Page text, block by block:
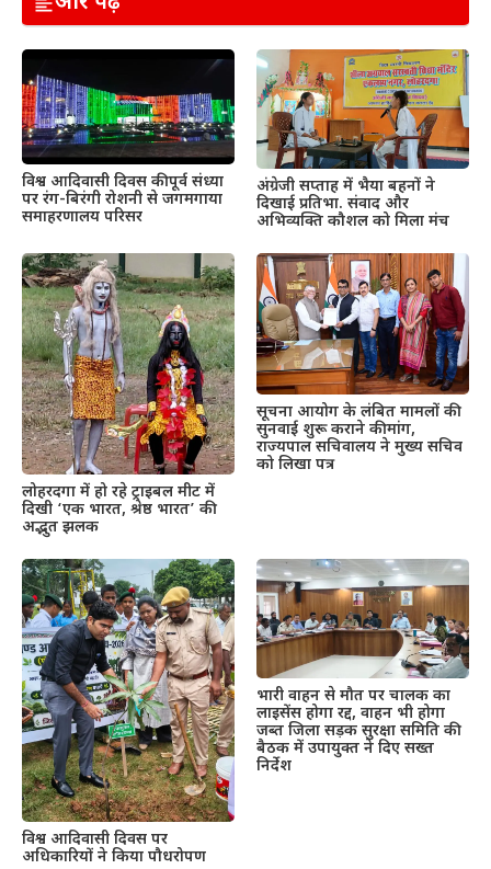
विश्व आदिवासी दिवस की पूर्व संध्या
पर रंग-बिरंगी रोशनी से जगमगाया
समाहरणालय परिसर
अंग्रेजी सप्ताह में भैया बहनों ने
दिखाई प्रतिभा. संवाद और
अभिव्यक्ति कौशल को मिला मंच
लोहरदगा में हो रहे ट्राइबल मीट में
दिखी ‘एक भारत, श्रेष्ठ भारत’ की
अद्भुत झलक
सूचना आयोग के लंबित मामलों की
सुनवाई शुरू कराने की मांग,
राज्यपाल सचिवालय ने मुख्य सचिव
को लिखा पत्र
विश्व आदिवासी दिवस पर
अधिकारियों ने किया पौधरोपण
भारी वाहन से मौत पर चालक का
लाइसेंस होगा रद्द, वाहन भी होगा
जब्त जिला सड़क सुरक्षा समिति की
बैठक में उपायुक्त ने दिए सख्त
निर्देश